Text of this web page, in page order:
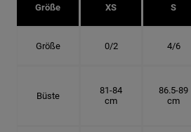
Größe XS S
Größe 0/2 4/6
Büste
81-84
cm
86.5-89
cm